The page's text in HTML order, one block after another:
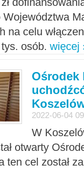
na celu
osób. więcej
Ośrodek
2022-06-04
W
otwarty
ten cel został